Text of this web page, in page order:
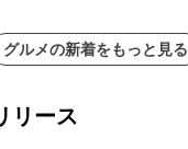
グルメの新着をもっと見る
リース